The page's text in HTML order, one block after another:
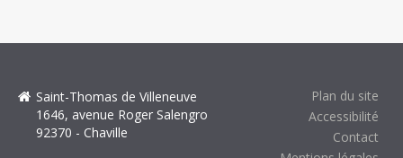
Plan du site
Accessibilité
Contact
Saint-Thomas de Villeneuve
1646, avenue Roger Salengro
92370 - Chaville